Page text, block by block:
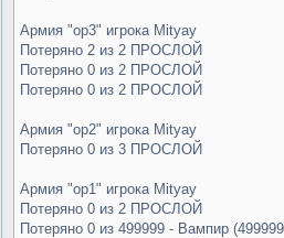
Армия "op3" игрока Mityay
Потеряно 2 из 2 ПРОСЛОЙ
Потеряно 0 из 2 ПРОСЛОЙ
Потеряно 0 из 2 ПРОСЛОЙ
Армия "op2" игрока Mityay
Потеряно 0 из 3 ПРОСЛОЙ
Армия "op1" игрока Mityay
Потеряно 0 из 2 ПРОСЛОЙ
Потеряно 0 из 499999 - Вампир